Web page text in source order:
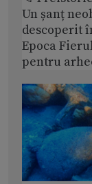
Un șanț
descoperit
Epoca
pentru